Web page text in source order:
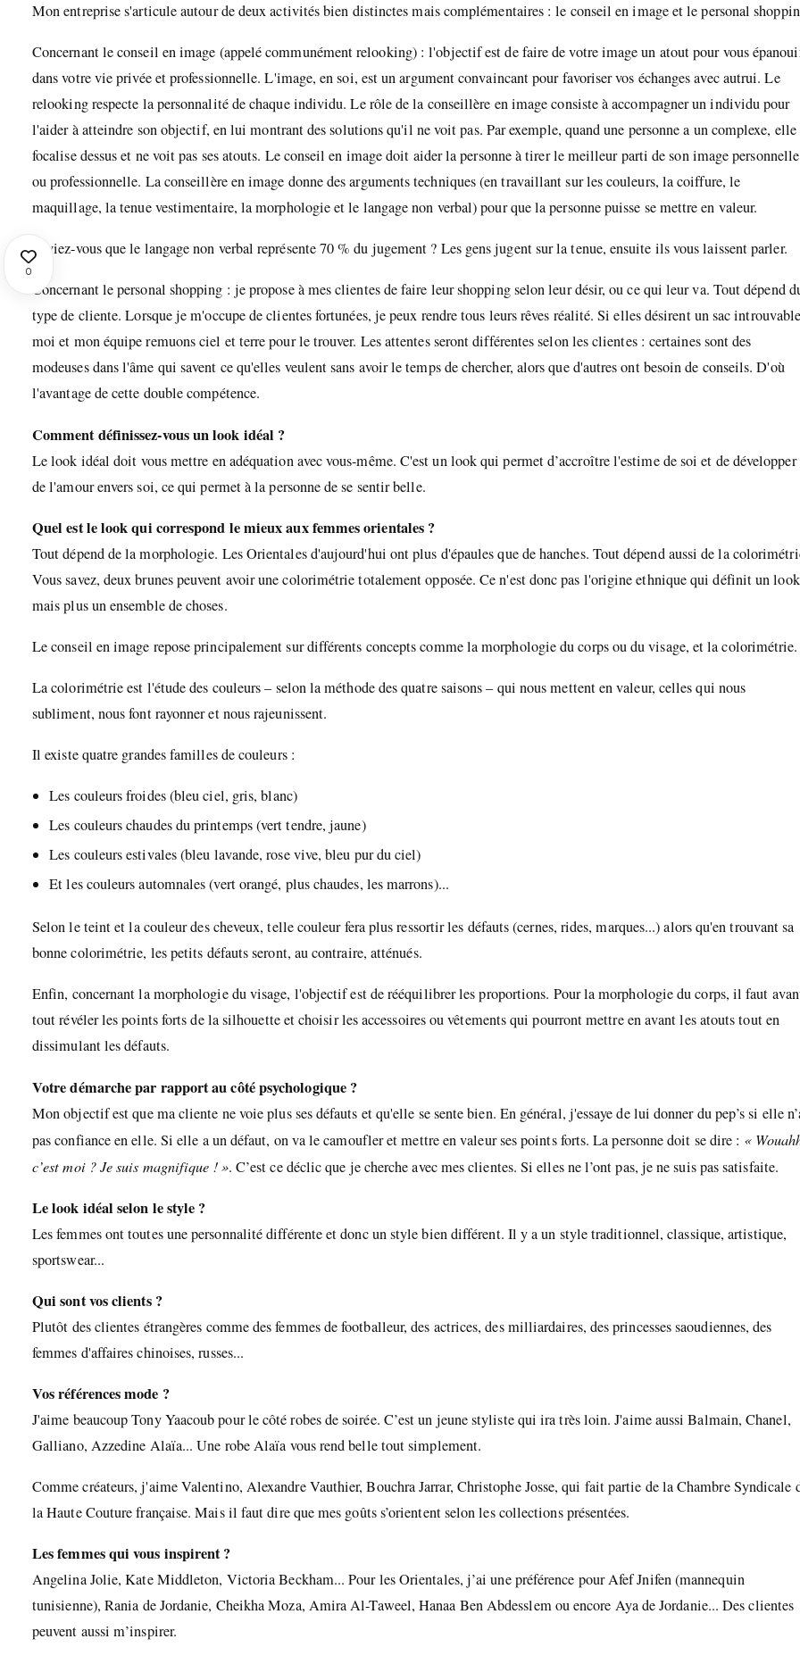
0
Mon entreprise s'articule autour de deux activités bien distinctes mais complémentaires : le conseil en image et le personal
Concernant le conseil en image (appelé communément relooking) : l'objectif est de faire de votre image un atout pour vous
dans votre vie privée et professionnelle. L'image, en soi, est un argument convaincant pour favoriser vos échanges avec autrui. Le
relooking respecte la personnalité de chaque individu. Le rôle de la conseillère en image consiste à accompagner un individu pour
l'aider à atteindre son objectif, en lui montrant des solutions qu'il ne voit pas. Par exemple, quand une personne a un complexe, elle
focalise dessus et ne voit pas ses atouts. Le conseil en image doit aider la personne à tirer le meilleur parti de son image personnelle
ou professionnelle. La conseillère en image donne des arguments techniques (en travaillant sur les couleurs, la coiffure, le
maquillage, la tenue vestimentaire, la morphologie et le langage non verbal) pour que la personne puisse se mettre en valeur.
Saviez-vous que le langage non verbal représente 70 % du jugement ? Les gens jugent sur la tenue, ensuite ils vous laissent parler.
Concernant le personal shopping : je propose à mes clientes de faire leur shopping selon leur désir, ou ce qui leur va. Tout dépend
type de cliente. Lorsque je m'occupe de clientes fortunées, je peux rendre tous leurs rêves réalité. Si elles désirent un sac
moi et mon équipe remuons ciel et terre pour le trouver. Les attentes seront différentes selon les clientes : certaines sont des
modeuses dans l'âme qui savent ce qu'elles veulent sans avoir le temps de chercher, alors que d'autres ont besoin de conseils. D'où
l'avantage de cette double compétence.
Comment définissez-vous un look idéal ?
Le look idéal doit vous mettre en adéquation avec vous-même. C'est un look qui permet d’accroître l'estime de soi et de développer
de l'amour envers soi, ce qui permet à la personne de se sentir belle.
Quel est le look qui correspond le mieux aux femmes orientales ?
Tout dépend de la morphologie. Les Orientales d'aujourd'hui ont plus d'épaules que de hanches. Tout dépend aussi de la
Vous savez, deux brunes peuvent avoir une colorimétrie totalement opposée. Ce n'est donc pas l'origine ethnique qui définit un
mais plus un ensemble de choses.
Le conseil en image repose principalement sur différents concepts comme la morphologie du corps ou du visage, et la colorimétrie.
La colorimétrie est l'étude des couleurs – selon la méthode des quatre saisons – qui nous mettent en valeur, celles qui nous
subliment, nous font rayonner et nous rajeunissent.
Il existe quatre grandes familles de couleurs :
Les couleurs froides (bleu ciel, gris, blanc)
Les couleurs chaudes du printemps (vert tendre, jaune)
Les couleurs estivales (bleu lavande, rose vive, bleu pur du ciel)
Et les couleurs automnales (vert orangé, plus chaudes, les marrons)...
Selon le teint et la couleur des cheveux, telle couleur fera plus ressortir les défauts (cernes, rides, marques...) alors qu'en trouvant sa
bonne colorimétrie, les petits défauts seront, au contraire, atténués.
Enfin, concernant la morphologie du visage, l'objectif est de rééquilibrer les proportions. Pour la morphologie du corps, il faut
tout révéler les points forts de la silhouette et choisir les accessoires ou vêtements qui pourront mettre en avant les atouts tout en
dissimulant les défauts.
Votre démarche par rapport au côté psychologique ?
Mon objectif est que ma cliente ne voie plus ses défauts et qu'elle se sente bien. En général, j'essaye de lui donner du pep’s si elle
pas confiance en elle. Si elle a un défaut, on va le camoufler et mettre en valeur ses points forts. La personne doit se dire : «
c’est moi ? Je suis magnifique ! ». C’est ce déclic que je cherche avec mes clientes. Si elles ne l’ont pas, je ne suis pas satisfaite.
Le look idéal selon le style ?
Les femmes ont toutes une personnalité différente et donc un style bien différent. Il y a un style traditionnel, classique, artistique,
sportswear...
Qui sont vos clients ?
Plutôt des clientes étrangères comme des femmes de footballeur, des actrices, des milliardaires, des princesses saoudiennes, des
femmes d'affaires chinoises, russes...
Vos références mode ?
J'aime beaucoup Tony Yaacoub pour le côté robes de soirée. C’est un jeune styliste qui ira très loin. J'aime aussi Balmain, Chanel,
Galliano, Azzedine Alaïa... Une robe Alaïa vous rend belle tout simplement.
Comme créateurs, j'aime Valentino, Alexandre Vauthier, Bouchra Jarrar, Christophe Josse, qui fait partie de la Chambre Syndicale
la Haute Couture française. Mais il faut dire que mes goûts s’orientent selon les collections présentées.
Les femmes qui vous inspirent ?
Angelina Jolie, Kate Middleton, Victoria Beckham... Pour les Orientales, j’ai une préférence pour Afef Jnifen (mannequin
tunisienne), Rania de Jordanie, Cheikha Moza, Amira Al-Taweel, Hanaa Ben Abdesslem ou encore Aya de Jordanie... Des clientes
peuvent aussi m’inspirer.